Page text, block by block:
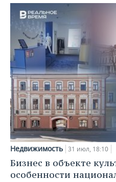
Недвижимость 31 июл, 18:10
Бизнес в объекте
особенности